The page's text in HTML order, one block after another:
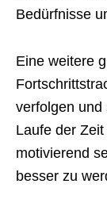
Bedürfnisse
Eine weitere
verfolgen und
Laufe der
motivierend
besser zu